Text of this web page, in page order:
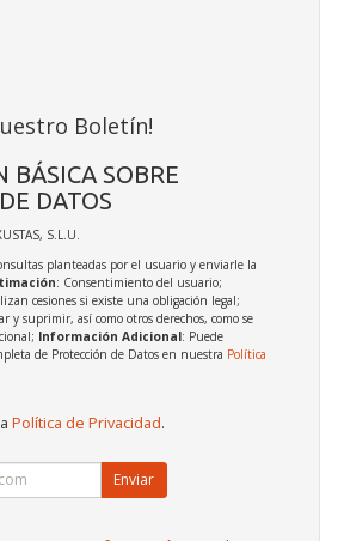
Boletín!
BÁSICA SOBRE
DATOS
S.L.U.
planteadas por el usuario y enviarle la
: Consentimiento del usuario;
cesiones si existe una obligación legal;
y suprimir, así como otros derechos, como se
Información Adicional: Puede
de Protección de Datos en nuestra Política
Política de Privacidad.
Enviar